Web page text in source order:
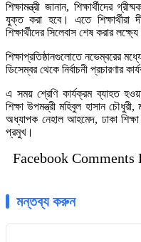
শিক্ষামন্ত্রী জানান, শিক্ষার্থীদের
যুক্ত করা হবে। এতে শিক্ষার্থীরা
শিক্ষার্থীদের সিলেবাস শেষ করার
শিক্ষাপ্রতিষ্ঠানগুলোতে নভেম্বরের মধ্যে
ডিসেম্বর থেকে নির্বাচনী প্রচারণার
এ সময় শ্রেণি কার্যক্রম ব্যাহত
শিক্ষা উপমন্ত্রী মহিবুল হাসান
অধ্যাপক নেহাল আহমেদ, ঢাকা
প্রমুখ।
Facebook Comments
মন্তব্য করুন